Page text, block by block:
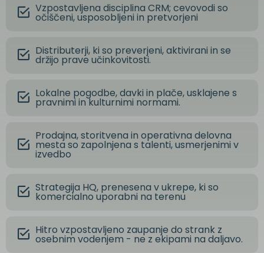
Vzpostavljena disciplina CRM; cevovodi so
očiščeni, usposobljeni in pretvorjeni
Distributerji, ki so preverjeni, aktivirani in se
držijo prave učinkovitosti.
Lokalne pogodbe, davki in plače, usklajene s
pravnimi in kulturnimi normami.
Prodajna, storitvena in operativna delovna
mesta so zapolnjena s talenti, usmerjenimi v
izvedbo
Strategija HQ, prenesena v ukrepe, ki so
komercialno uporabni na terenu
Hitro vzpostavljeno zaupanje do strank z
osebnim vodenjem - ne z ekipami na daljavo.